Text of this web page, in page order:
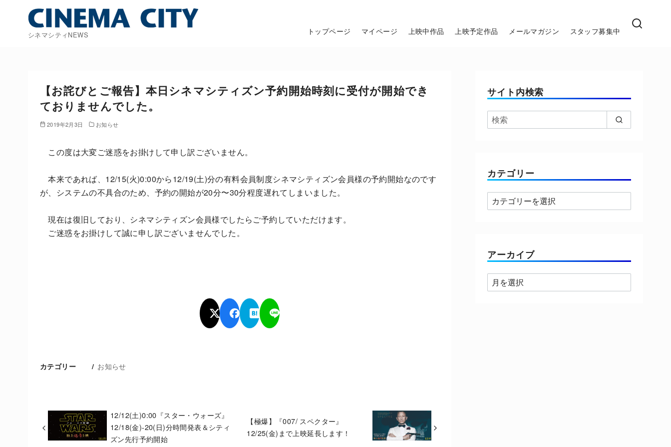
シネマシティNEWS トップページ マイページ 上映中作品 上映予定作品 メールマガジン スタッフ募集中
【お詫びとご報告】本日シネマシティズン予約開始時刻に受付が開始でき
ておりませんでした。
2019年2月3日 お知らせ
この度は大変ご迷惑をお掛けして申し訳ございません。
本来であれば、12/15(火)0:00から12/19(土)分の有料会員制度シネマシティズン会員様の予約開始なのです
が、システムの不具合のため、予約の開始が20分〜30分程度遅れてしまいました。
現在は復旧しており、シネマシティズン会員様でしたらご予約していただけます。
ご迷惑をお掛けして誠に申し訳ございませんでした。
カテゴリー お知らせ
12/12(土)0:00『スター・ウォーズ』
12/18(金)-20(日)分時間発表＆シティ
ズン先行予約開始
【極爆】『007/ スペクター』
12/25(金)まで上映延長します！
サイト内検索
カテゴリー
カ
テ
ー
アーカイブ
ア
ー